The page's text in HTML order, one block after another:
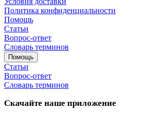
Политика конфиденциальности
Помощь
Статьи
Вопрос-ответ
Словарь терминов
Помощь
Статьи
Вопрос-ответ
Словарь терминов
Скачайте наше приложение